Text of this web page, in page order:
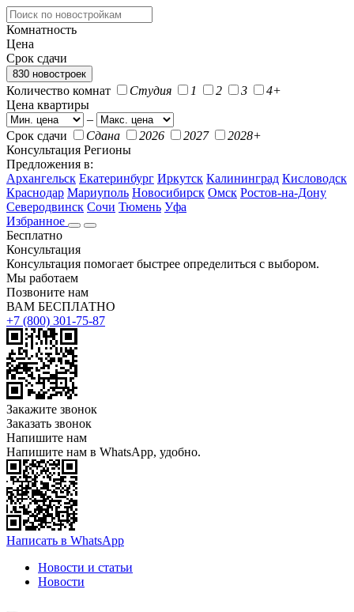
Комнатность
Цена
Срок сдачи
830 новостроек
Количество комнат Студия 1 2 3
4+
Цена квартиры
–
Срок сдачи
Сдана 2026 2027
2028+
Консультация Регионы
Предложения в:
Архангельск Екатеринбург Иркутск Калининград Кисловодск
Краснодар Мариуполь Новосибирск Омск Ростов-на-Дону
Северодвинск Сочи Тюмень Уфа
Избранное
Бесплатно
Консультация
Консультация помогает быстрее определиться с выбором.
Мы работаем
Позвоните нам
ВАМ БЕСПЛАТНО
+7 (800) 301-75-87
Закажите звонок
Заказать звонок
Напишите нам
Напишите нам в WhatsApp, удобно.
Написать в WhatsApp
Новости и статьи
Новости